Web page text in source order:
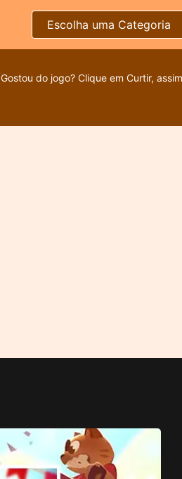
Escolha uma Categoria
Gostou do jogo? Clique em Curtir,